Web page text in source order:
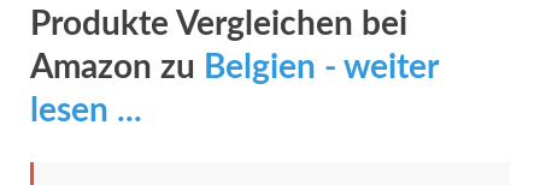
Produkte Vergleichen bei
Amazon zu Belgien - weiter
lesen ...